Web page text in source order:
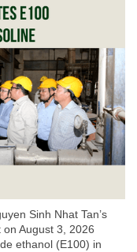
Sinh Nhat Tan’s
August 3, 2026
ethanol (E100) in